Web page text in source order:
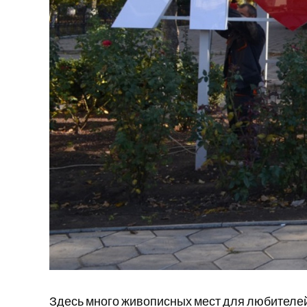
Здесь много живописных мест для